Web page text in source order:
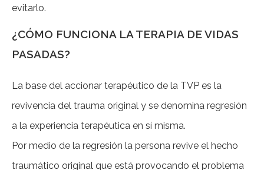
evitarlo.
¿CÓMO FUNCIONA LA TERAPIA DE VIDAS
PASADAS?
La base del accionar terapéutico de la TVP es la
revivencia del trauma original y se denomina regresión
a la experiencia terapéutica en sí misma.
Por medio de la regresión la persona revive el hecho
traumático original que está provocando el problema